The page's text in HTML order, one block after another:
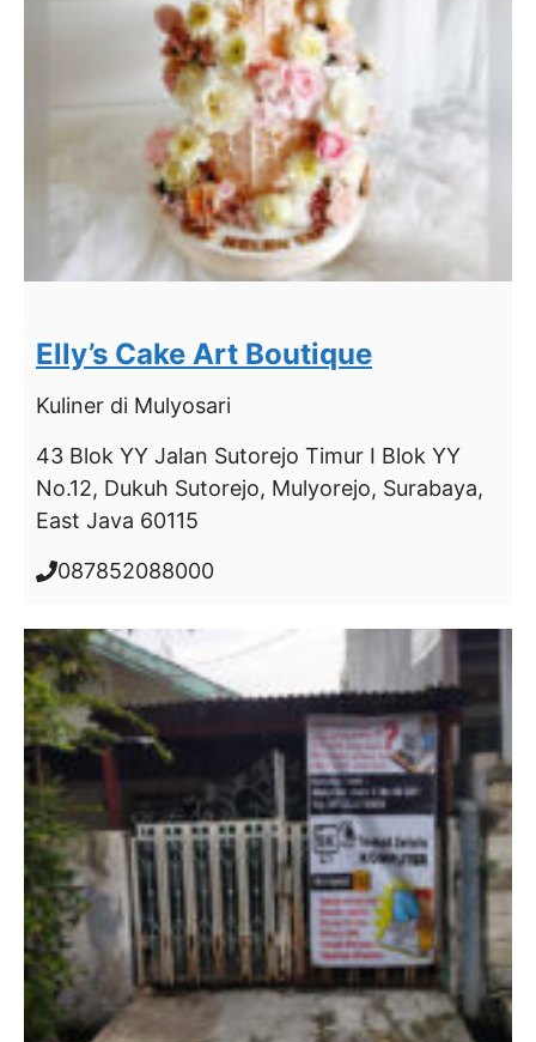
Elly’s Cake Art Boutique
Kuliner di Mulyosari
43 Blok YY Jalan Sutorejo Timur I Blok YY
No.12, Dukuh Sutorejo, Mulyorejo, Surabaya,
East Java 60115
087852088000